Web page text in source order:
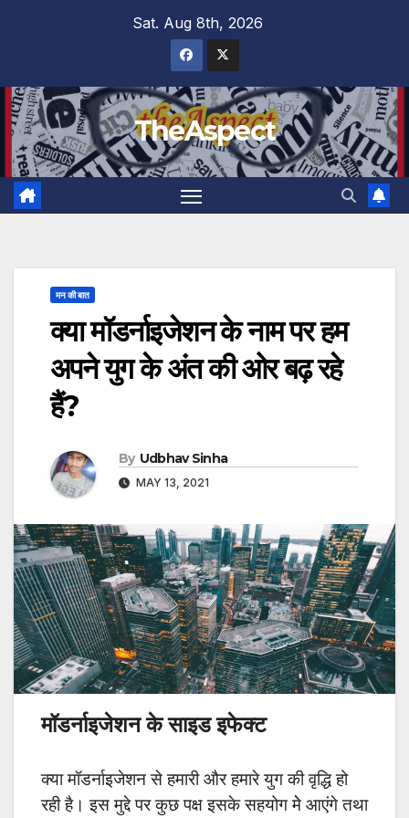
Sat. Aug 8th, 2026
TheAspect
मन की बात
क्या मॉडर्नाइजेशन के नाम पर हम
अपने युग के अंत की ओर बढ़ रहे
हैं?
By Udbhav Sinha
MAY 13, 2021
मॉडर्नाइजेशन के साइड इफेक्ट
क्या मॉडर्नाइजेशन से हमारी और हमारे युग की वृद्धि हो
रही है। इस मुद्दे पर कुछ पक्ष इसके सहयोग मेे आएंगे तथा